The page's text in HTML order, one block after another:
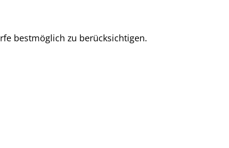
bestmöglich zu berücksichtigen.